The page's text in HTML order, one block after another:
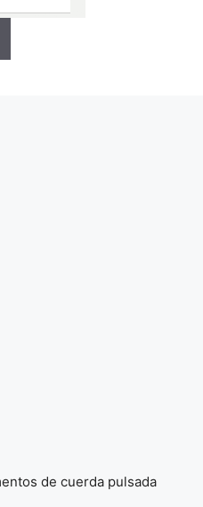
de cuerda pulsada